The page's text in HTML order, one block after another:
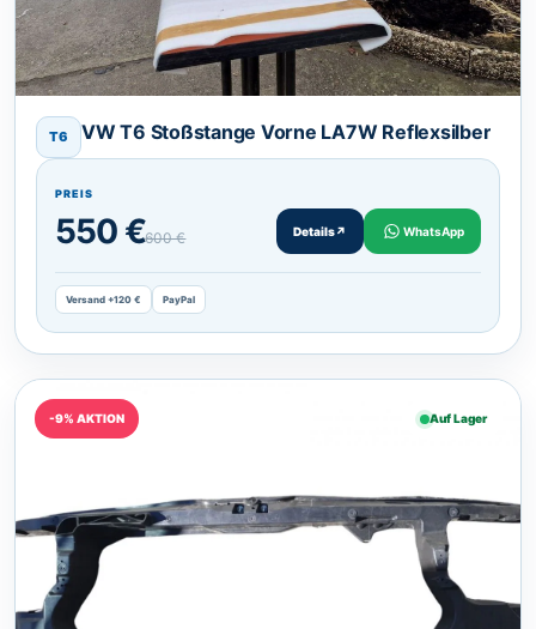
T6 VW T6 Stoßstange Vorne LA7W Reflexsilber
PREIS
550 €600 € Details↗ WhatsApp
Versand +120 € PayPal
-9% AKTION Auf Lager